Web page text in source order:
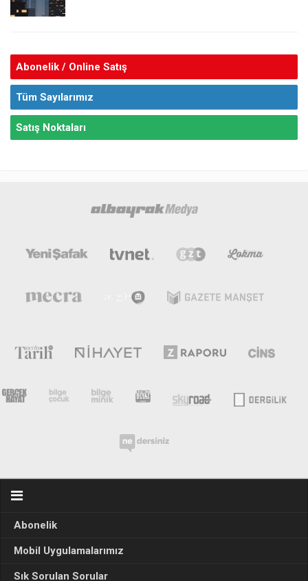
Abonelik / Online Satış
Tüm Sayılarımız
Satış Noktaları
Abonelik
Mobil Uygulamalarımız
Sık Sorulan Sorular